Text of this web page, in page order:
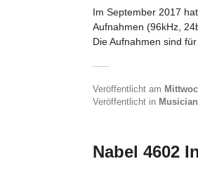
Im September 2017
Aufnahmen (96kHz,
Die Aufnahmen sind
Veröffentlicht am
Veröffentlicht in
Nabel 4602